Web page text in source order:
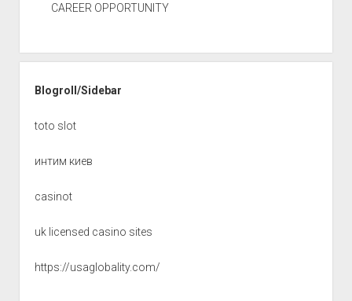
CAREER OPPORTUNITY
Blogroll/Sidebar
toto slot
интим киев
casinot
uk licensed casino sites
https://usaglobality.com/